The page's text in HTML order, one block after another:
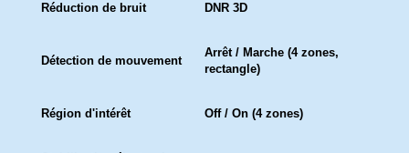
Réduction de bruit DNR 3D
Détection de mouvement
Arrêt / Marche (4 zones,
rectangle)
Région d'intérêt Off / On (4 zones)